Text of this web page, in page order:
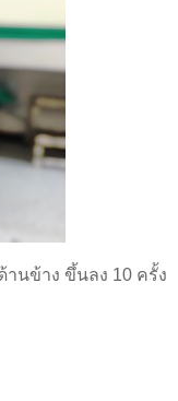
ข้าง ขึ้นลง 10 ครั้ง